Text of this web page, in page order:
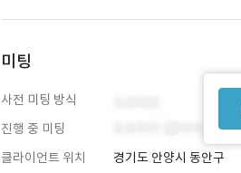
미팅
사전 미팅 방식
진행 중 미팅
클라이언트 위치
경기도 안양시 동안구